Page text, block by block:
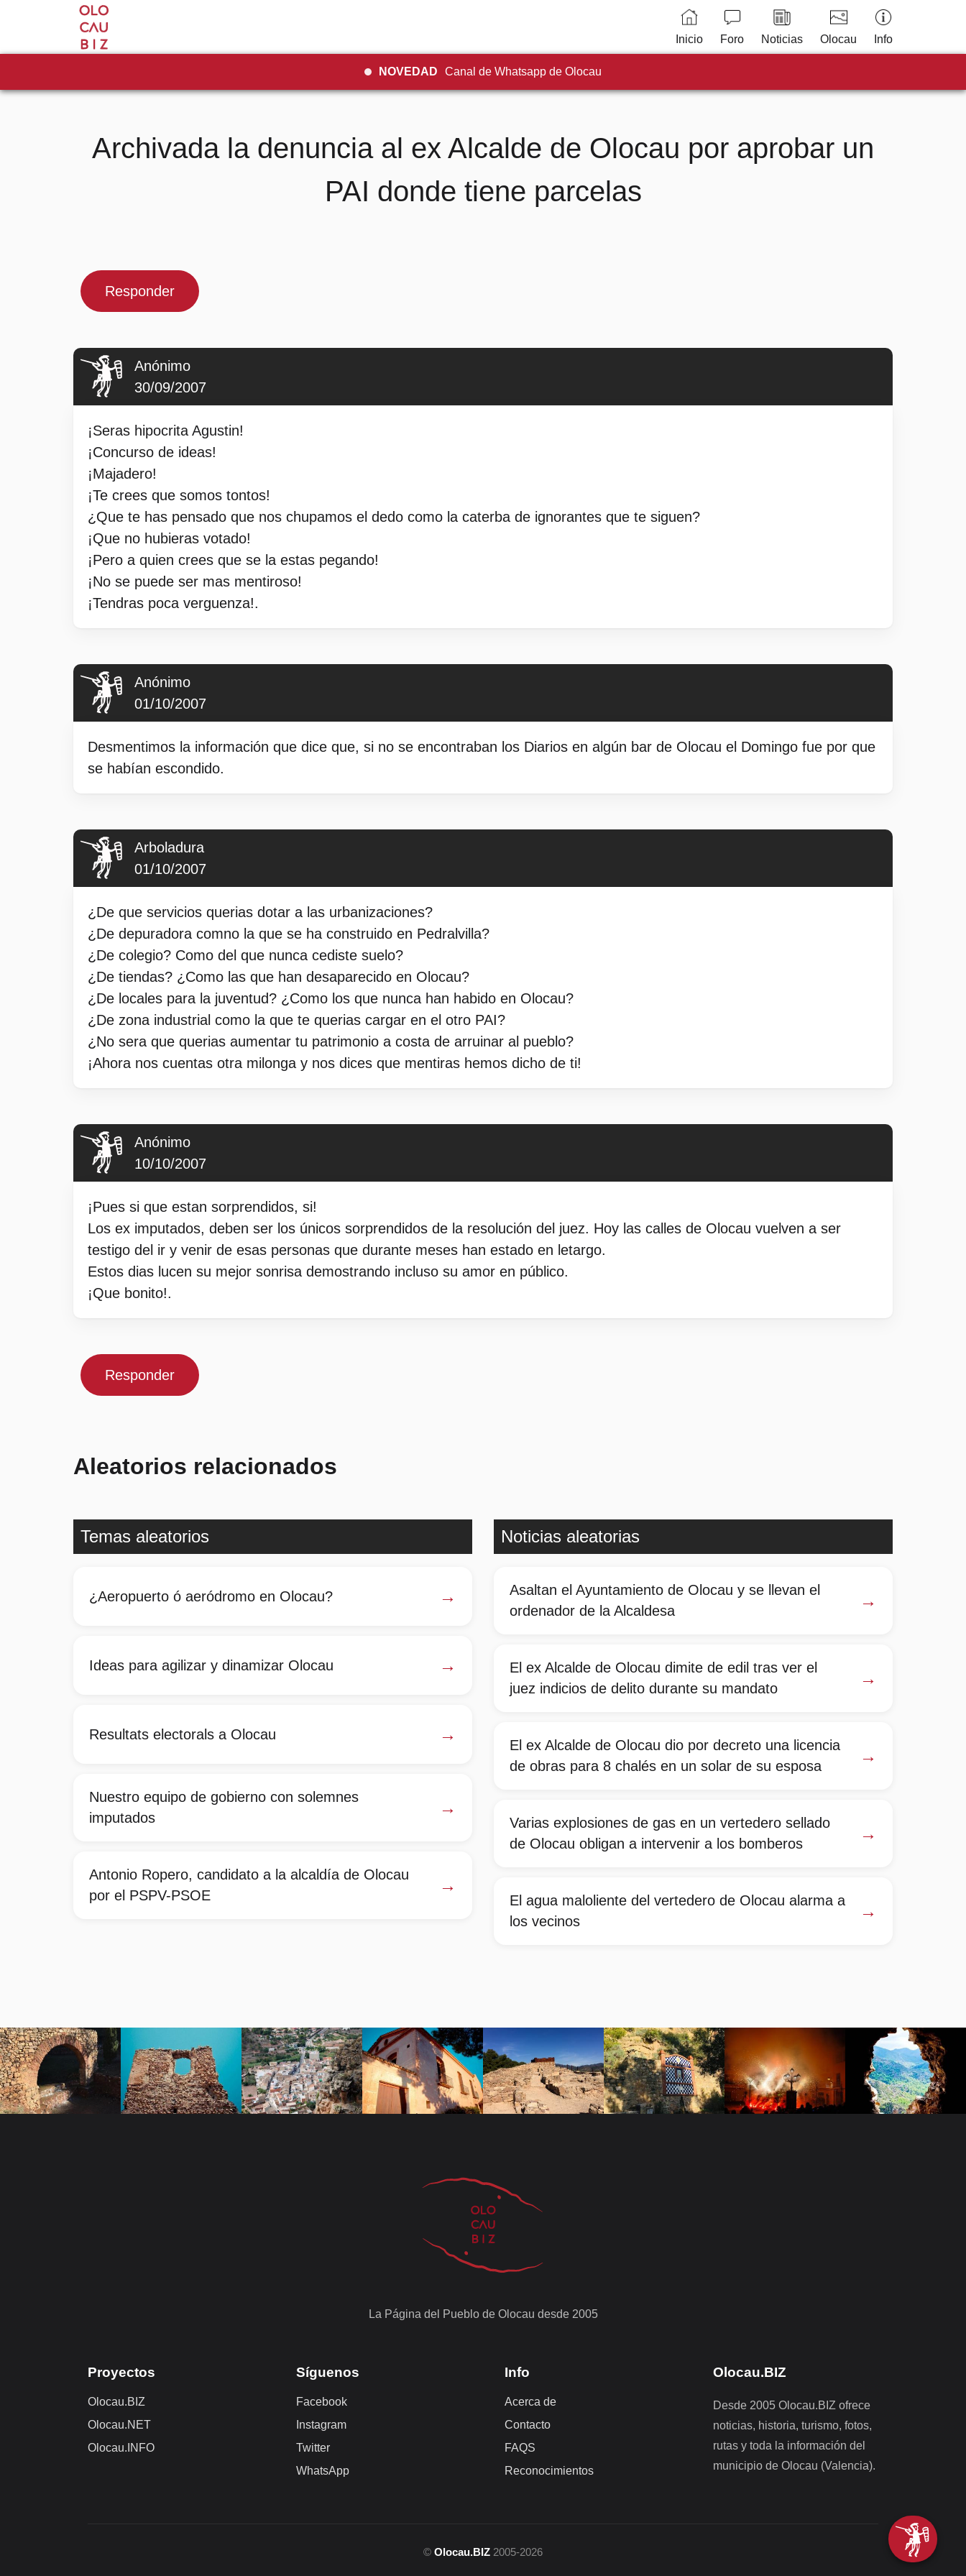
Inicio Foro Noticias Olocau Info
NOVEDAD Canal de Whatsapp de Olocau
Archivada la denuncia al ex Alcalde de Olocau por aprobar un
PAI donde tiene parcelas
Responder
Anónimo
30/09/2007
¡Seras hipocrita Agustin!
¡Concurso de ideas!
¡Majadero!
¡Te crees que somos tontos!
¿Que te has pensado que nos chupamos el dedo como la caterba de ignorantes que te siguen?
¡Que no hubieras votado!
¡Pero a quien crees que se la estas pegando!
¡No se puede ser mas mentiroso!
¡Tendras poca verguenza!.
Anónimo
01/10/2007
Desmentimos la información que dice que, si no se encontraban los Diarios en algún bar de Olocau el Domingo fue por que
se habían escondido.
Arboladura
01/10/2007
¿De que servicios querias dotar a las urbanizaciones?
¿De depuradora comno la que se ha construido en Pedralvilla?
¿De colegio? Como del que nunca cediste suelo?
¿De tiendas? ¿Como las que han desaparecido en Olocau?
¿De locales para la juventud? ¿Como los que nunca han habido en Olocau?
¿De zona industrial como la que te querias cargar en el otro PAI?
¿No sera que querias aumentar tu patrimonio a costa de arruinar al pueblo?
¡Ahora nos cuentas otra milonga y nos dices que mentiras hemos dicho de ti!
Anónimo
10/10/2007
¡Pues si que estan sorprendidos, si!
Los ex imputados, deben ser los únicos sorprendidos de la resolución del juez. Hoy las calles de Olocau vuelven a ser
testigo del ir y venir de esas personas que durante meses han estado en letargo.
Estos dias lucen su mejor sonrisa demostrando incluso su amor en público.
¡Que bonito!.
Responder
Aleatorios relacionados
Temas aleatorios
¿Aeropuerto ó aeródromo en Olocau? →
Ideas para agilizar y dinamizar Olocau →
Resultats electorals a Olocau →
Nuestro equipo de gobierno con solemnes
imputados
→
Antonio Ropero, candidato a la alcaldía de Olocau
por el PSPV-PSOE
→
Noticias aleatorias
Asaltan el Ayuntamiento de Olocau y se llevan el
ordenador de la Alcaldesa
→
El ex Alcalde de Olocau dimite de edil tras ver el
juez indicios de delito durante su mandato
→
El ex Alcalde de Olocau dio por decreto una licencia
de obras para 8 chalés en un solar de su esposa
→
Varias explosiones de gas en un vertedero sellado
de Olocau obligan a intervenir a los bomberos
→
El agua maloliente del vertedero de Olocau alarma a
los vecinos
→
La Página del Pueblo de Olocau desde 2005
Proyectos
Olocau.BIZ
Olocau.NET
Olocau.INFO
Síguenos
Facebook
Instagram
Twitter
WhatsApp
Info
Acerca de
Contacto
FAQS
Reconocimientos
Olocau.BIZ
Desde 2005 Olocau.BIZ ofrece
noticias, historia, turismo, fotos,
rutas y toda la información del
municipio de Olocau (Valencia).
© Olocau.BIZ 2005-2026